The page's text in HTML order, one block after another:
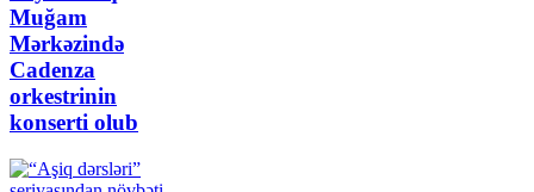
Muğam
Mərkəzində
Cadenza
orkestrinin
konserti olub